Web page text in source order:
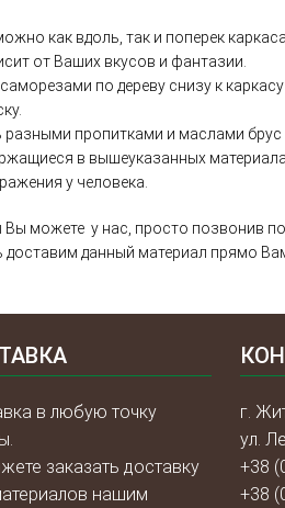
как вдоль, так и поперек
от Ваших вкусов и фантазии.
по дереву снизу к
пропитками и маслами брус
в вышеуказанных
у человека.
можете у нас, просто позвонив
данный материал прямо
в любую точку
заказать доставку
нашим
г.
ул.
+38
+38